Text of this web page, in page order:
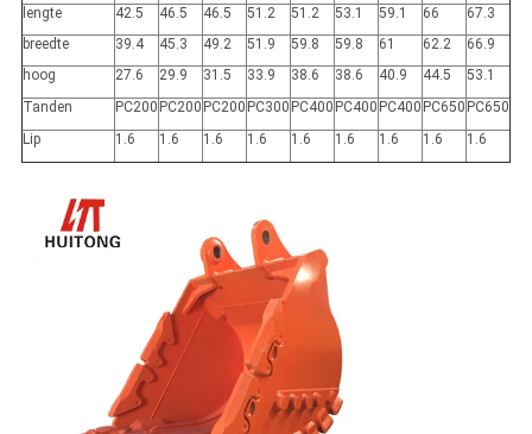
lengte 42.5 46.5 46.5 51.2 51.2 53.1 59.1 66
67.3
breedte
39.4 45.3 49.2 51.9 59.8 59.8 61 62.2
66.9
hoog
27.6 29.9 31.5 33.9 38.6 38.6 40.9 44.5
53.1
Tanden
PC200 PC200 PC200 PC300 PC400 PC400 PC400 PC650 PC650
Lip
1.6 1.6 1.6 1.6 1.6 1.6 1.6 1.6 1.6